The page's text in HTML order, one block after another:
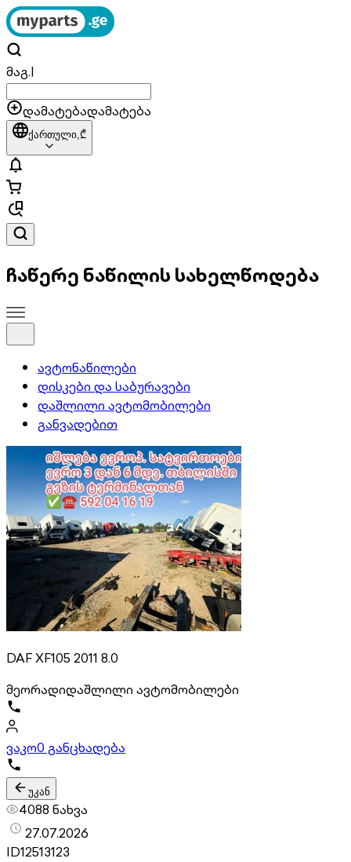
მაგ.|
დამატებადამატება
ქართული,₾
ჩაწერე ნაწილის სახელწოდება
ავტონაწილები
დისკები და საბურავები
დაშლილი ავტომობილები
განვადებით
DAF XF105 2011 8.0
მეორადიდაშლილი ავტომობილები
ვაკო0 განცხადება
უკან
4088 ნახვა
27.07.2026
ID12513123